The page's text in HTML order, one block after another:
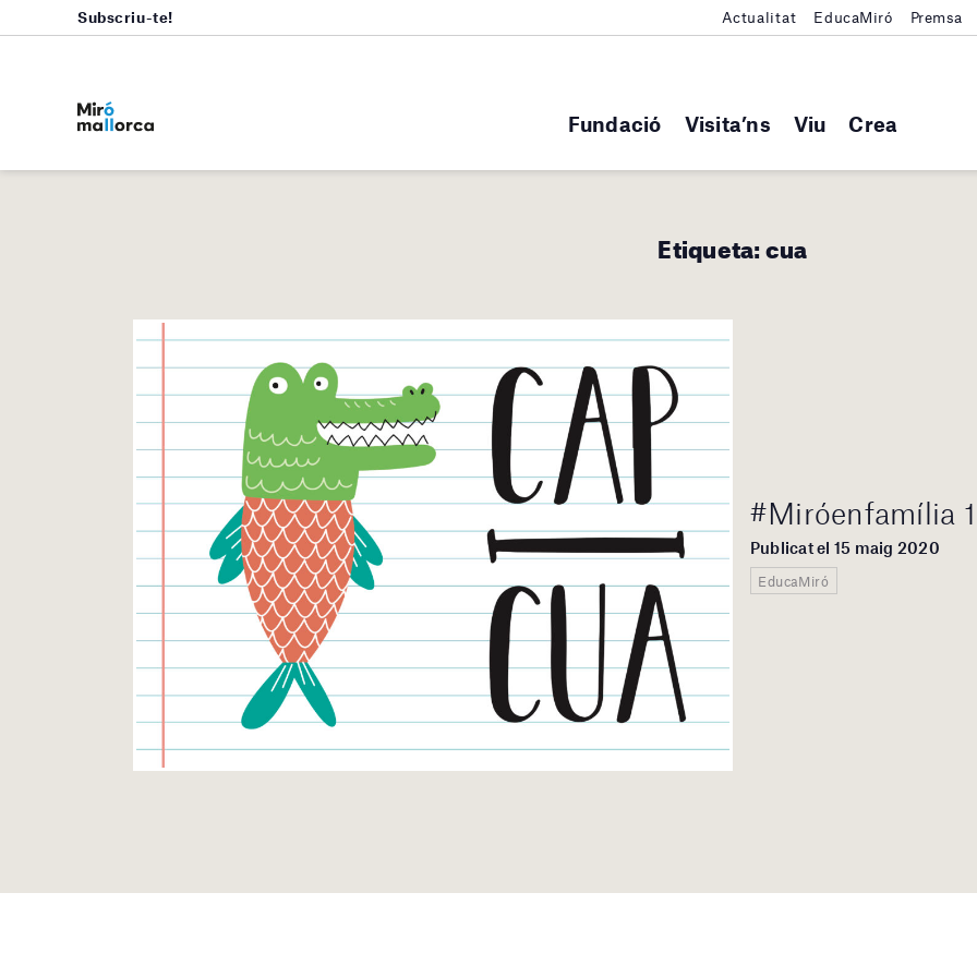
Fundació Visita’ns Viu Crea
Subscriu-te! Actualitat EducaMiró Premsa
Etiqueta:cua
#Miróenfamília
Publicat el 15 maig 2020
EducaMiró